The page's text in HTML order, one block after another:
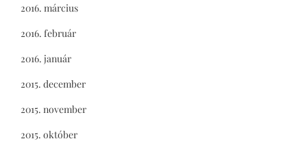
2016. március
2016. február
2016. január
2015. december
2015. november
2015. október